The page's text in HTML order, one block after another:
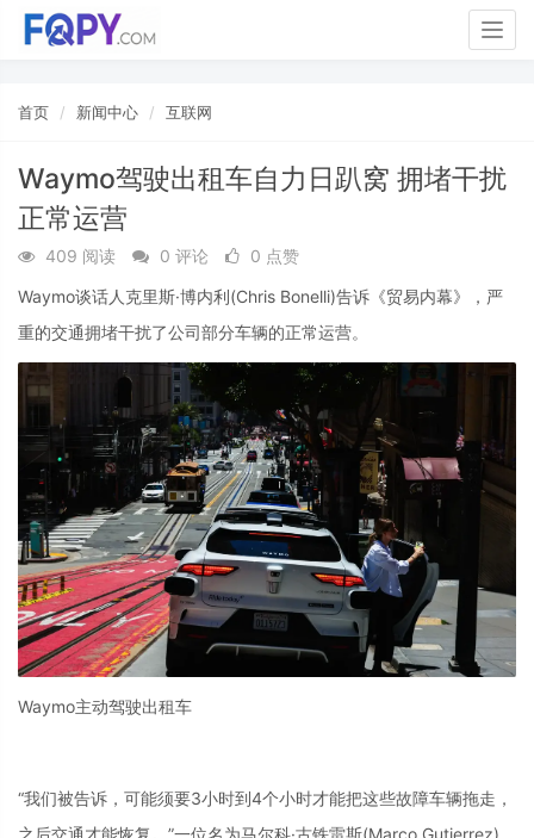
首页 新闻中心 互联网
Waymo驾驶出租车自力日趴窝 拥堵干扰
正常运营
409 阅读 0 评论
0 点赞
Waymo谈话人克里斯·博内利(Chris Bonelli)告诉《贸易内幕》，严
重的交通拥堵干扰了公司部分车辆的正常运营。
Waymo主动驾驶出租车
“我们被告诉，可能须要3小时到4个小时才能把这些故障车辆拖走，
之后交通才能恢复。”一位名为马尔科·古铁雷斯(Marco Gutierrez)